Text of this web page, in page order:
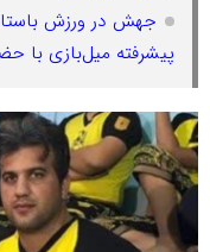
جهش در ورزش
پیشرفته میل‌بازی با